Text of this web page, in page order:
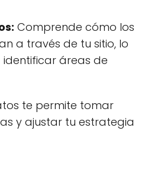
Comprende cómo los
a través de tu sitio, lo
áreas de
te permite tomar
y ajustar tu estrategia